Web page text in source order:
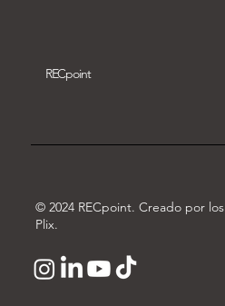
RECpoint
© 2024 RECpoint. Creado por
Plix.